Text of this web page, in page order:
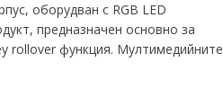
оборудван с RGB LED
предназначен основно за
rollover функция. Мултимедийните